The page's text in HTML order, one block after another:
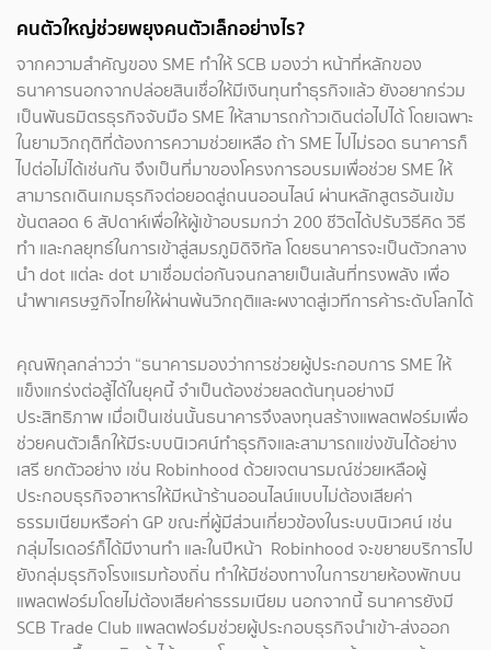
คนตัวใหญ่ช่วยพยุงคนตัวเล็กอย่างไร?
จากความสำคัญของ SME ทำให้ SCB มองว่า หน้าที่หลักของ
ธนาคารนอกจากปล่อยสินเชื่อให้มีเงินทุนทำธุรกิจแล้ว ยังอยากร่วม
เป็นพันธมิตรธุรกิจจับมือ SME ให้สามารถก้าวเดินต่อไปได้ โดยเฉพาะ
ในยามวิกฤติที่ต้องการความช่วยเหลือ ถ้า SME ไปไม่รอด ธนาคารก็
ไปต่อไม่ได้เช่นกัน จึงเป็นที่มาของโครงการอบรมเพื่อช่วย SME ให้
สามารถเดินเกมธุรกิจต่อยอดสู่ถนนออนไลน์ ผ่านหลักสูตรอันเข้ม
ข้นตลอด 6 สัปดาห์เพื่อให้ผู้เข้าอบรมกว่า 200 ชีวิตได้ปรับวิธีคิด วิธี
ทำ และกลยุทธ์ในการเข้าสู่สมรภูมิดิจิทัล โดยธนาคารจะเป็นตัวกลาง
นำ dot แต่ละ dot มาเชื่อมต่อกันจนกลายเป็นเส้นที่ทรงพลัง เพื่อ
นำพาเศรษฐกิจไทยให้ผ่านพ้นวิกฤติและผงาดสู่เวทีการค้าระดับโลกได้
คุณพิกุลกล่าวว่า “ธนาคารมองว่าการช่วยผู้ประกอบการ SME ให้
แข็งแกร่งต่อสู้ได้ในยุคนี้ จำเป็นต้องช่วยลดต้นทุนอย่างมี
ประสิทธิภาพ เมื่อเป็นเช่นนั้นธนาคารจึงลงทุนสร้างแพลตฟอร์มเพื่อ
ช่วยคนตัวเล็กให้มีระบบนิเวศน์ทำธุรกิจและสามารถแข่งขันได้อย่าง
เสรี ยกตัวอย่าง เช่น Robinhood ด้วยเจตนารมณ์ช่วยเหลือผู้
ประกอบธุรกิจอาหารให้มีหน้าร้านออนไลน์แบบไม่ต้องเสียค่า
ธรรมเนียมหรือค่า GP ขณะที่ผู้มีส่วนเกี่ยวข้องในระบบนิเวศน์ เช่น
กลุ่มไรเดอร์ก็ได้มีงานทำ และในปีหน้า Robinhood จะขยายบริการไป
ยังกลุ่มธุรกิจโรงแรมท้องถิ่น ทำให้มีช่องทางในการขายห้องพักบน
แพลตฟอร์มโดยไม่ต้องเสียค่าธรรมเนียม นอกจากนี้ ธนาคารยังมี
SCB Trade Club แพลตฟอร์มช่วยผู้ประกอบธุรกิจนำเข้า-ส่งออก